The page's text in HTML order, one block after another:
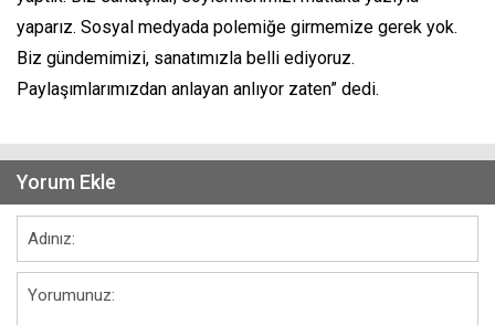
yaparız. Sosyal medyada polemiğe girmemize gerek yok.
Biz gündemimizi, sanatımızla belli ediyoruz.
Paylaşımlarımızdan anlayan anlıyor zaten” dedi.
Yorum Ekle